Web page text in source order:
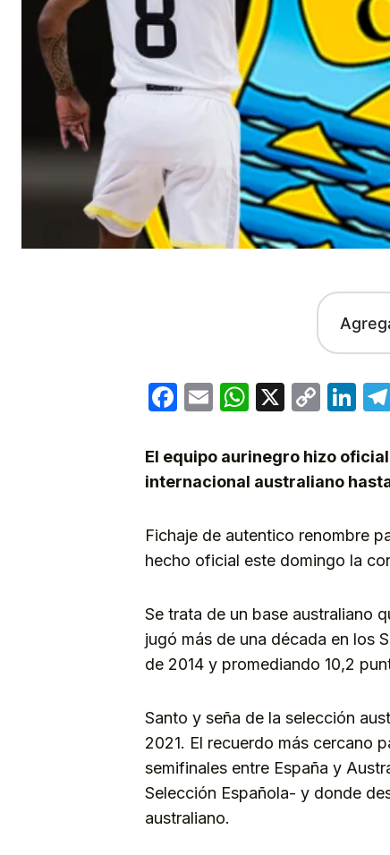
Facebook
EmailWhatsApp
X
Copy
El equipo aurinegro hizo
internacional australiano
Fichaje de autentico renombre
hecho oficial este domingo la
Se trata de un base australiano
jugó más de una década en los
de 2014 y promediando 10,2
Santo y seña de la selección
2021. El recuerdo más cercano
semifinales entre España y
Selección Española- y donde
australiano.